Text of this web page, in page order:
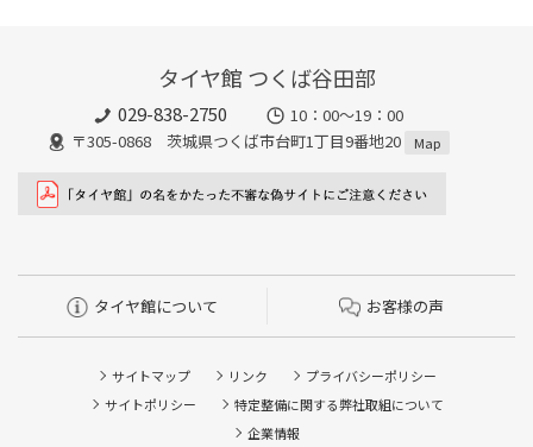
タイヤ館 つくば谷田部
029-838-2750
10：00～19：00
〒305-0868 茨城県つくば市台町1丁目9番地20
Map
タイヤ館について お客様の声
サイトマップ リンク
プライバシーポリシー
サイトポリシー
特定整備に関する弊社取組について
企業情報